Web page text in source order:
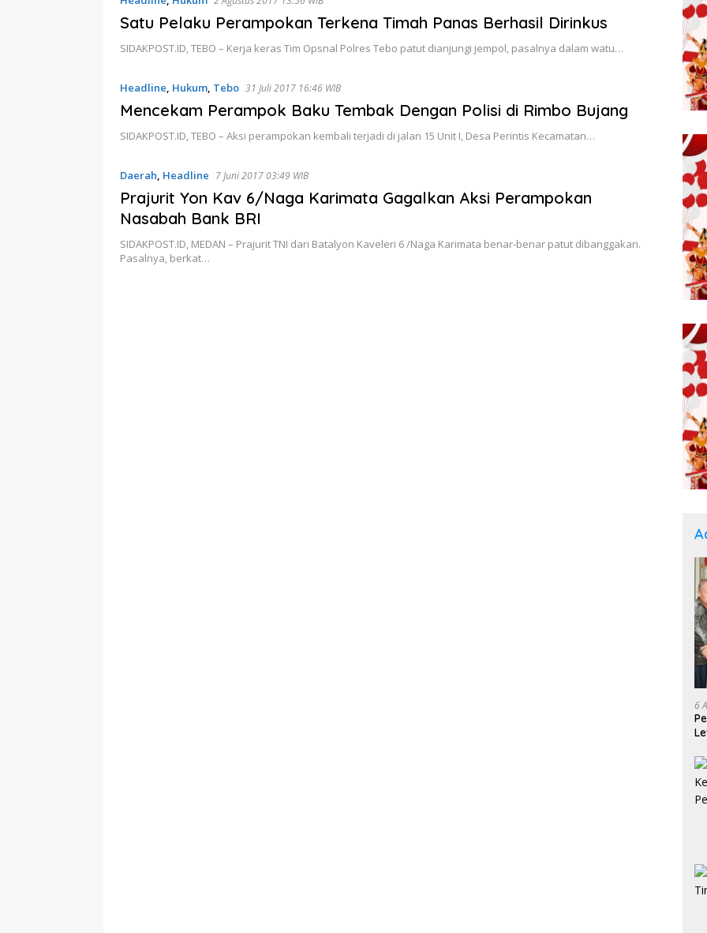
Satu Pelaku Perampokan Terkena Timah Panas Berhasil Dirinkus
SIDAKPOST.ID, TEBO – Kerja keras Tim Opsnal Polres Tebo patut dianjungi jempol, pasalnya dalam watu…
Headline, Hukum, Tebo 31 Juli 2017 16:46 WIB
Mencekam Perampok Baku Tembak Dengan Polisi di Rimbo Bujang
SIDAKPOST.ID, TEBO – Aksi perampokan kembali terjadi di jalan 15 Unit I, Desa Perintis Kecamatan…
Daerah, Headline 7 Juni 2017 03:49 WIB
Prajurit Yon Kav 6/Naga Karimata Gagalkan Aksi Perampokan
Nasabah Bank BRI
SIDAKPOST.ID, MEDAN – Prajurit TNI dari Batalyon Kaveleri 6 /Naga Karimata benar-benar patut dibanggakan.
Pasalnya, berkat…
6